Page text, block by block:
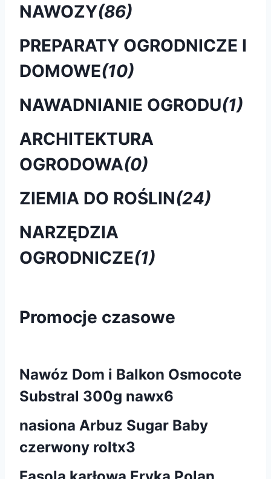
NAWOZY(86)
PREPARATY OGRODNICZE I
DOMOWE(10)
NAWADNIANIE OGRODU(1)
ARCHITEKTURA
OGRODOWA(0)
ZIEMIA DO ROŚLIN(24)
NARZĘDZIA
OGRODNICZE(1)
Promocje czasowe
Nawóz Dom i Balkon Osmocote
Substral 300g nawx6
nasiona Arbuz Sugar Baby
czerwony roltx3